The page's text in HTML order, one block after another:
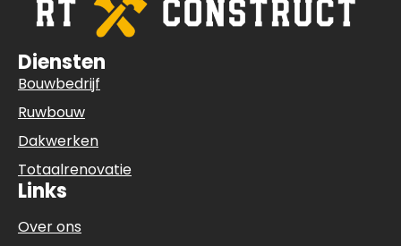
Diensten
Bouwbedrijf
Ruwbouw
Dakwerken
Totaalrenovatie
Links
Over ons